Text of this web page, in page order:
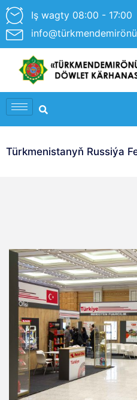
Iş wagty 08:00 - 17:00
Türkmenistanyň Russiýa